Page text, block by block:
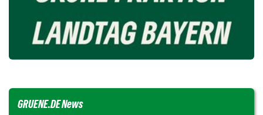
GRUENE.DE News